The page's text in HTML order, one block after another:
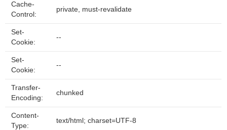
Cache-
Control:
private, must-revalidate
Set-
Cookie:
--
Set-
Cookie:
--
Transfer-
Encoding:
chunked
Content-
Type:
text/html; charset=UTF-8